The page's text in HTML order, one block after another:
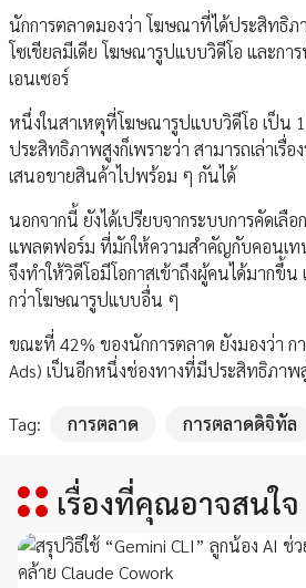
นักการตลาดมองว่า โฆษณาที่ได้ประสิทธิ
โซเชียลมีเดีย โฆษณารูปแบบวิดีโอ และก
เอนเซอร์
หนึ่งในสาเหตุที่โฆษณารูปแบบวิดีโอ เป็น
ประสิทธิภาพสูงก็เพราะว่า สามารถเล่าเรื่
เสนอขายสินค้าไปพร้อม ๆ กันได้
นอกจากนี้ ยังได้เปรียบจากระบบการคัดเลื
แพลตฟอร์ม ที่มักให้ความสำคัญกับคอนเท
จึงทำให้วิดีโอมีโอกาสเข้าถึงผู้คนได้มากขึ้น
กว่าโฆษณารูปแบบอื่น ๆ
ขณะที่ 42% ของนักการตลาด ยังมองว่า ก
Ads) เป็นอีกหนึ่งช่องทางที่มีประสิทธิภาพ
Tag: การตลาด การตลาดดิจิทัล
เรื่องที่คุณอาจสนใจ